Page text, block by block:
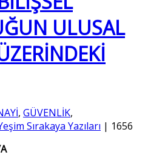
ULUSAL
, GÜVENLİK,
Sırakaya Yazıları | 1656